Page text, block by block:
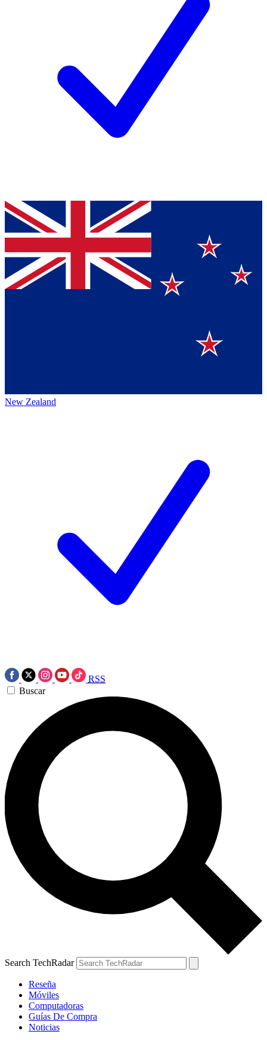
New Zealand
RSS
Buscar
Search TechRadar
Reseña
Móviles
Computadoras
Guías De Compra
Noticias